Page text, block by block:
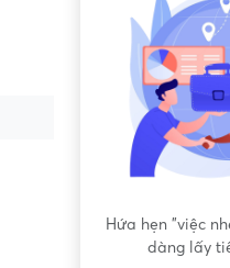
Hứa hẹn "việc
dàng lấy